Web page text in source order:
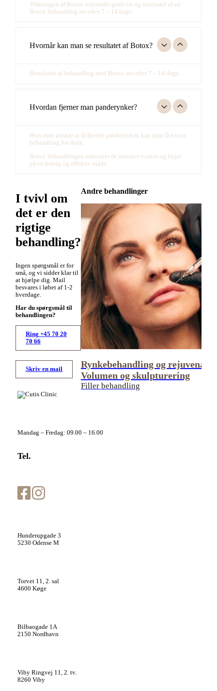
Virkningen af Botox indtræder gradvist og resultatet af en
Botox behandling ses efter7 – 14 dage.
Hvornår kan man se resultatet af Botox?
Resultatet af behandling med Botox ses efter 7 – 14 dage.
Hvordan fjerner man panderynker?
Hvis man ønsker at få fjernet panderynker, kan man få botox
behandling for dette.
Botox behandlingen reducerer de uønsket rynker og linjer
på en hurtig og effektiv måde.
I tvivl om
det er den
rigtige
behandling?
Ingen spørgsmål er for
små, og vi sidder klar til
at hjælpe dig. Mail
besvares i løbet af 1-2
hverdage.
Har du spørgsmål til
behandlingen?
Ring +45 70 20
70 66
Skriv en mail
Andre behandlinger
Rynkebehandling og
Volumen og skulpturering
Filler behandling
Mandag – Fredag: 09.00 – 16.00
Tel.
Hunderupgade 3
5230 Odense M
Torvet 11, 2. sal
4600 Køge
Bilbaogade 1A
2150 Nordhavn
Viby Ringvej 11, 2. tv.
8260 Viby